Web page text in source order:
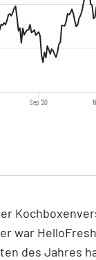
Sep '20
war
des Jahres